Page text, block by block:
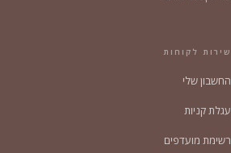
שירות לקוחות
החשבון שלי
עגלת קניות
רשימת מועדפים